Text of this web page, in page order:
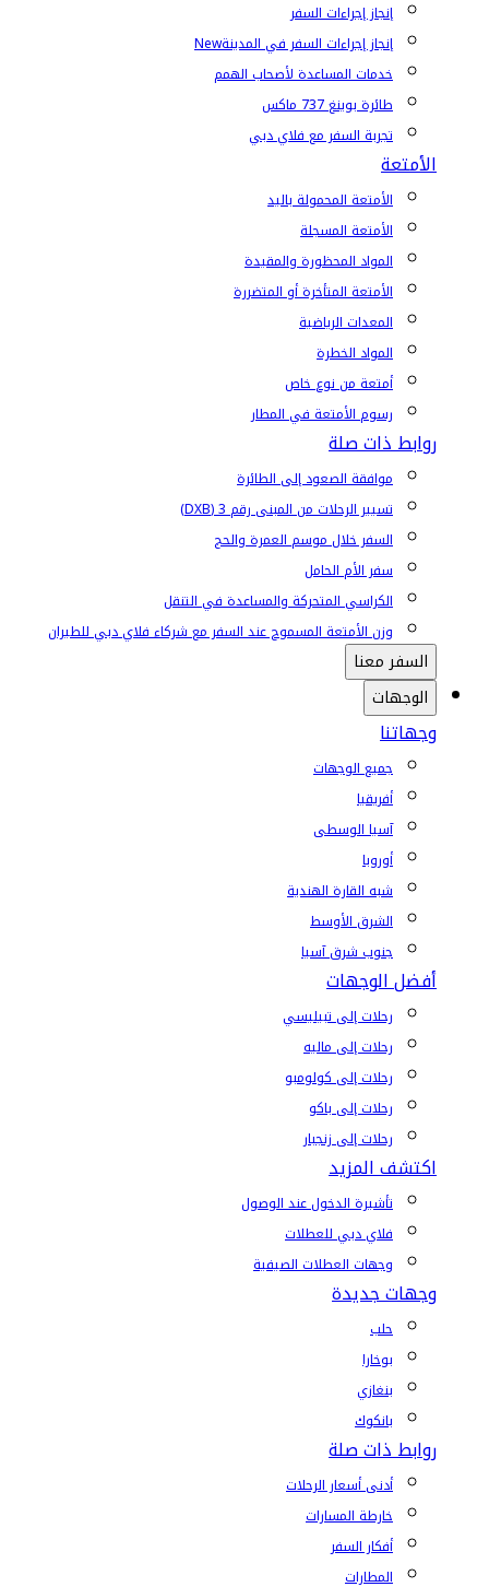
إنجاز إجراءات السفر
إنجاز إجراءات السفر في المدينةNew
خدمات المساعدة لأصحاب الهمم
طائرة بوينغ 737 ماكس
تجربة السفر مع فلاي دبي
الأمتعة
الأمتعة المحمولة باليد
الأمتعة المسجلة
المواد المحظورة والمقيدة
الأمتعة المتأخرة أو المتضررة
المعدات الرياضية
المواد الخطرة
أمتعة من نوع خاص
رسوم الأمتعة في المطار
روابط ذات صلة
موافقة الصعود إلى الطائرة
تسيير الرحلات من المبنى رقم 3 (DXB)
السفر خلال موسم العمرة والحج
سفر الأم الحامل
الكراسي المتحركة والمساعدة في التنقل
وزن الأمتعة المسموح عند السفر مع شركاء فلاي دبي للطيران
السفر معنا
الوجهات
وجهاتنا
جميع الوجهات
أفريقيا
آسيا الوسطى
أوروبا
شبه القارة الهندية
الشرق الأوسط
جنوب شرق آسيا
أفضل الوجهات
رحلات إلى تبيليسي
رحلات إلى ماليه
رحلات إلى كولومبو
رحلات إلى باكو
رحلات إلى زنجبار
اكتشف المزيد
تأشيرة الدخول عند الوصول
فلاي دبي للعطلات
وجهات العطلات الصيفية
وجهات جديدة
حلب
بوخارا
بنغازي
بانكوك
روابط ذات صلة
أدنى أسعار الرحلات
خارطة المسارات
أفكار السفر
المطارات